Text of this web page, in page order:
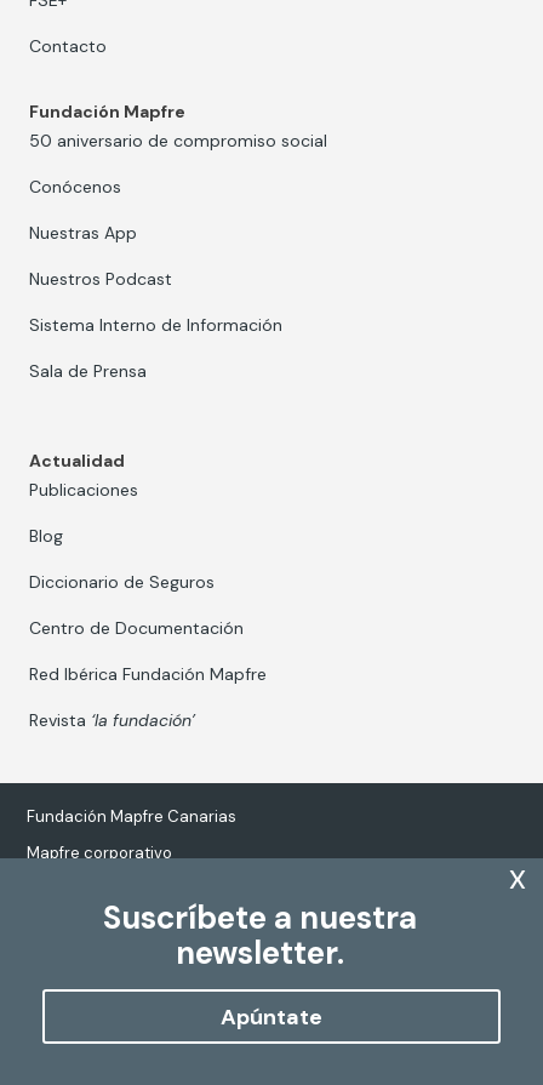
Suscríbete a nuestra
newsletter.
Apúntate
x
Contacto
Fundación Mapfre
50 aniversario de compromiso social
Conócenos
Nuestras App
Nuestros Podcast
Sistema Interno de Información
Sala de Prensa
Actualidad
Publicaciones
Blog
Diccionario de Seguros
Centro de Documentación
Red Ibérica Fundación Mapfre
Revista ‘la fundación’
Fundación Mapfre Canarias
Mapfre corporativo
Tratamiento de datos personales
Política de Cookies